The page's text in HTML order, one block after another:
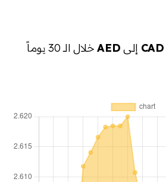
CAD إلى AED
خلال الـ 30 يوماً